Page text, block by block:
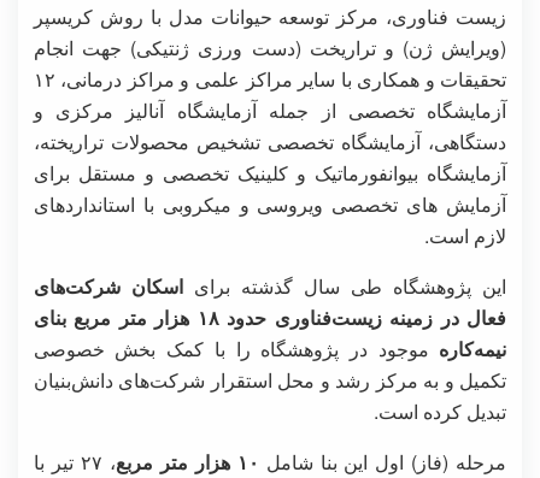
زیست فناوری، مرکز توسعه حیوانات مدل با روش کریسپر
(ویرایش ژن) و تراریخت (دست ورزی ژنتیکی) جهت انجام
تحقیقات و همکاری با سایر مراکز علمی و مراکز درمانی، ۱۲
آزمایشگاه تخصصی از جمله آزمایشگاه آنالیز مرکزی و
دستگاهی، آزمایشگاه تخصصی تشخیص محصولات تراریخته،
آزمایشگاه بیوانفورماتیک و کلینیک تخصصی و مستقل برای
آزمایش های تخصصی ویروسی و میکروبی با استانداردهای
لازم است.
این پژوهشگاه طی سال گذشته برایاسکان شرکت‌های
فعال در زمینه زیست‌فناوری حدود ۱۸ هزار متر مربع بنای
نیمه‌کاره موجود در پژوهشگاه را با کمک بخش خصوصی
تکمیل و به مرکز رشد و محل استقرار شرکت‌های دانش‌بنیان
تبدیل کرده است.
مرحله (فاز) اول این بنا شامل ۱۰ هزار متر مربع
، ۲۷ تیر با